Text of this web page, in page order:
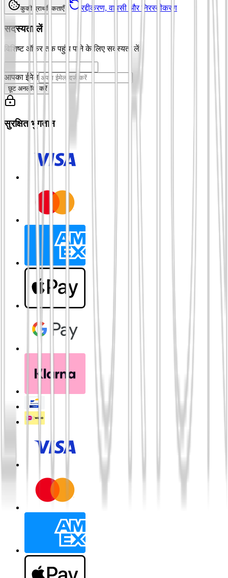
कुकी प्राथमिकताएँ रद्दीकरण, वापसी और निरस्तीकरण
सदस्यता लें
विशिष्ट ऑफ़र तक पहुंच पाने के लिए सदस्यता लें
आपका ईमेल
छूट अनलॉक करें
सुरक्षित भुगतान